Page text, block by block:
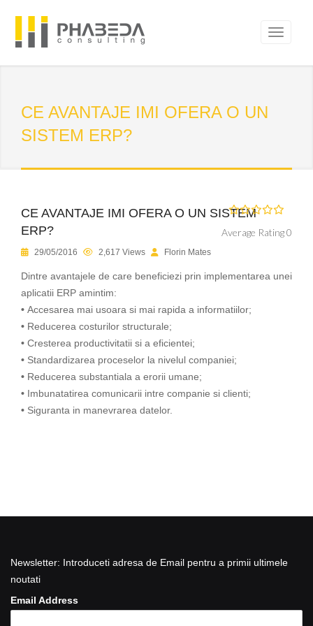
CE AVANTAJE IMI OFERA O UN
SISTEM ERP?
CE AVANTAJE IMI OFERA O UN SISTEM
ERP?
Average Rating 0
29/05/2016 2,617 Views Florin Mates
Dintre avantajele de care beneficiezi prin implementarea unei
aplicatii ERP amintim:
• Accesarea mai usoara si mai rapida a informatiilor;
• Reducerea costurilor structurale;
• Cresterea productivitatii si a eficientei;
• Standardizarea proceselor la nivelul companiei;
• Reducerea substantiala a erorii umane;
• Imbunatatirea comunicarii intre companie si clienti;
• Siguranta in manevrarea datelor.
Newsletter: Introduceti adresa de Email pentru a primii ultimele
noutati
Email Address